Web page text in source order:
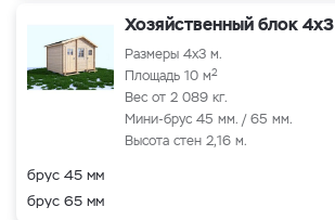
Хозяйственный блок 4x3
Размеры 4x3 м.
Площадь 10 м2
Вес от 2 089 кг.
Мини-брус 45 мм. / 65 мм.
Высота стен 2,16 м.
брус 45 мм
брус 65 мм